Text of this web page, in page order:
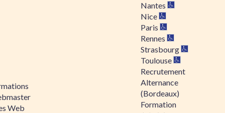
Web
Nantes
Nice
Paris
Rennes
Strasbourg
Toulouse
Recrutement
Alternance
(Bordeaux)
Formation